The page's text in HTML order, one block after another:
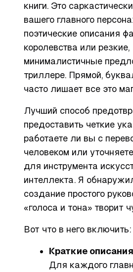
книги. Это
вашего главного
поэтические описания
королевства или резкие,
минималистичные
триллере. Прямой,
часто лишает все это
Лучший способ
предоставить четкие
работаете ли вы с
человеком или
для инструмента
интеллекта. Я
создание простого
«голоса и тона» творит
Вот что в него включить:
Краткие
Для каждого